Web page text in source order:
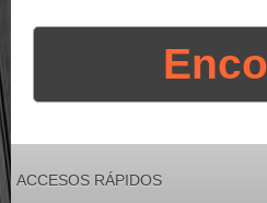
ACCESOS RÁPIDOS